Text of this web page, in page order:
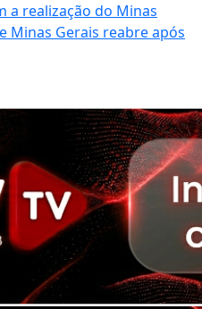
a realização do Minas
Minas Gerais reabre após